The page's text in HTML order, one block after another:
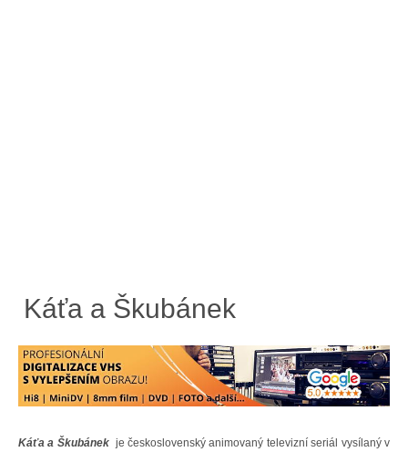
Káťa a Škubánek
Káťa a Škubánekje československý animovaný televizní seriál vysílaný v